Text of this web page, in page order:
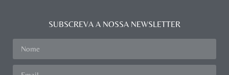
SUBSCREVA A NOSSA NEWSLETTER